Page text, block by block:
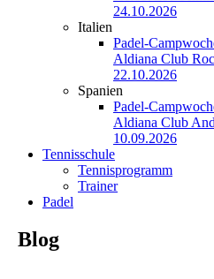
24.10.2026
Italien
Padel-
Aldiana Club
22.10.2026
Spanien
Padel-
Aldiana Club
10.09.2026
Tennisschule
Tennisprogramm
Trainer
Padel
Blog